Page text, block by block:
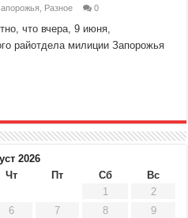
Разное 0
что вчера, 9 июня,
райотдела милиции Запорожья
2026
Чт Пт Сб
Вс
1
2
6 7 8
9